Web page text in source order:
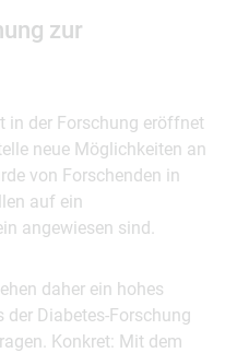
zur
in der Forschung eröffnet
neue Möglichkeiten an
von Forschenden in
auf ein
angewiesen sind.
daher ein hohes
Diabetes-Forschung
Konkret: Mit dem